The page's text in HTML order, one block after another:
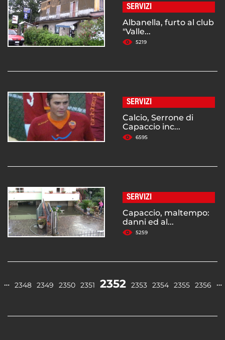
SERVIZI
Albanella, furto al club
"Valle...
5219
SERVIZI
Calcio, Serrone di
Capaccio inc...
6595
SERVIZI
Capaccio, maltempo:
danni ed al...
5259
… 2348 2349 2350 2351 2352 2353 2354 2355 2356 …